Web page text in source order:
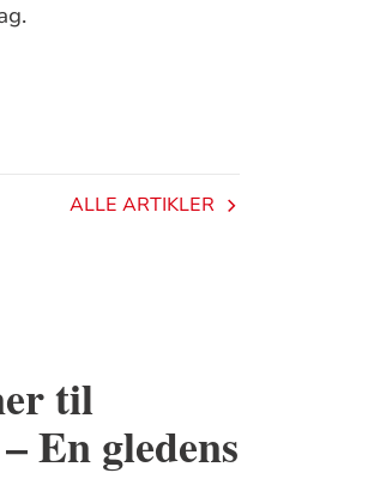
ALLE ARTIKLER
til
En gledens